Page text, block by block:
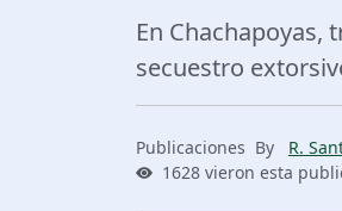
En
secuestro
Publicaciones By R.
1628 vieron esta